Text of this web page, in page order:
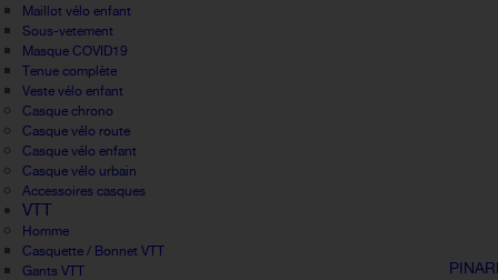
Maillot vélo enfant
Sous-vetement
Masque COVID19
Tenue complète
Veste vélo enfant
Casque chrono
Casque vélo route
Casque vélo enfant
Casque vélo urbain
Accessoires casques
VTT
Homme
Casquette / Bonnet VTT
Gants VTT